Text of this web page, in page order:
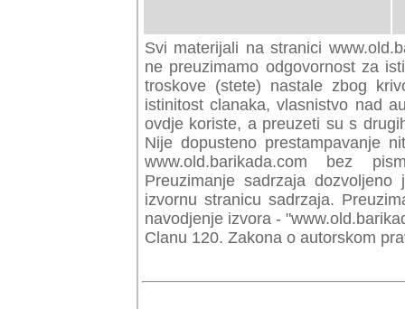
Svi materijali na stranici
preuzimamo odgovornost za
troskove (stete) nastale zbog
istinitost clanaka, vlasnistvo nad
ovdje koriste, a preuzeti su s
Nije dopusteno prestampavanje
www.old.barikada.com bez
Preuzimanje sadrzaja
izvornu stranicu sadrzaja.
navodjenje izvora -
Clanu 120. Zakona o autorskom